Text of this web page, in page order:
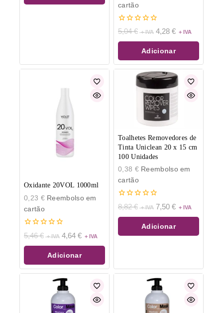
cartão
0
de
5
5,04€ 4,28 €
Adicionar
Oxidante 20VOL 1000ml
0,23 €Reembolso em
cartão
0
de
5
5,46€ 4,64 €
Adicionar
Toalhetes Removedores de
Tinta Uniclean 20 x 15 cm
100 Unidades
0,38 €Reembolso em
cartão
0
de
5
8,82€ 7,50 €
Adicionar